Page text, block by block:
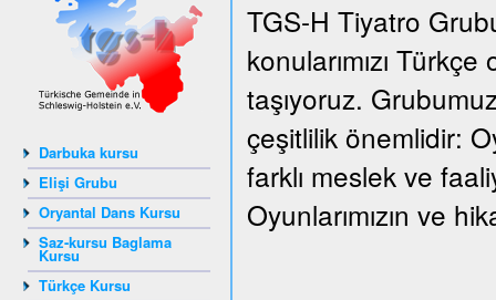
Darbuka kursu
Elişi Grubu
Oryantal Dans Kursu
Saz-kursu Baglama
Kursu
Türkçe Kursu
TGS-H Tiyatro
konularımızı
taşıyoruz.
çeşitlilik önemlidir:
farklı meslek ve
Oyunlarımızın ve